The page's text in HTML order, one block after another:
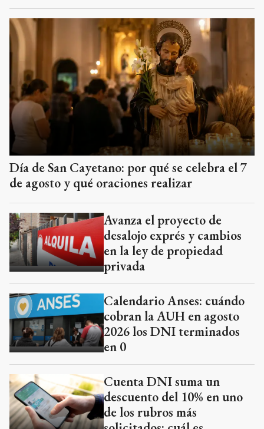
Día de San Cayetano: por qué se celebra el 7
de agosto y qué oraciones realizar
Avanza el proyecto de
desalojo exprés y cambios
en la ley de propiedad
privada
Calendario Anses: cuándo
cobran la AUH en agosto
2026 los DNI terminados
en 0
Cuenta DNI suma un
descuento del 10% en uno
de los rubros más